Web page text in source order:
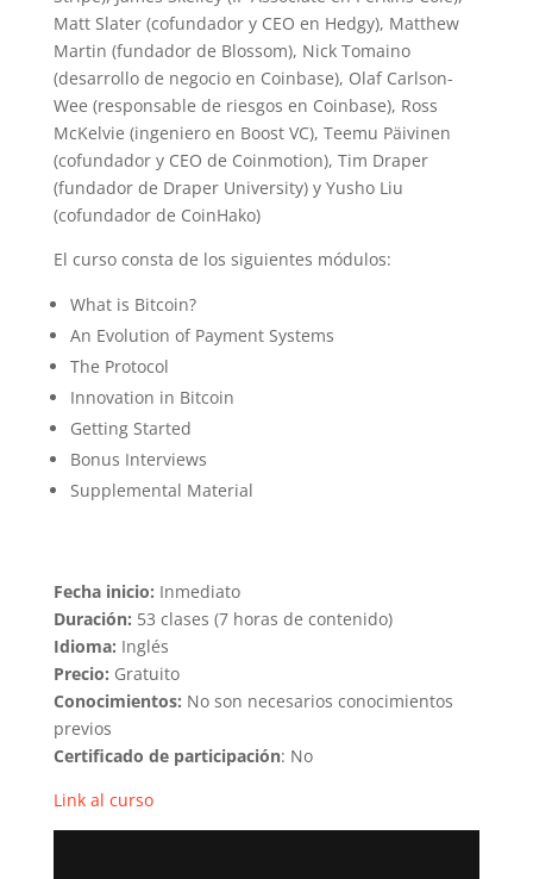
Matt Slater (cofundador y CEO en Hedgy), Matthew
Martin (fundador de Blossom), Nick Tomaino
(desarrollo de negocio en Coinbase), Olaf Carlson-
Wee (responsable de riesgos en Coinbase), Ross
McKelvie (ingeniero en Boost VC), Teemu Päivinen
(cofundador y CEO de Coinmotion), Tim Draper
(fundador de Draper University) y Yusho Liu
(cofundador de CoinHako)
El curso consta de los siguientes módulos:
What is Bitcoin?
An Evolution of Payment Systems
The Protocol
Innovation in Bitcoin
Getting Started
Bonus Interviews
Supplemental Material
Fecha inicio: Inmediato
Duración: 53 clases (7 horas de contenido)
Idioma: Inglés
Precio: Gratuito
Conocimientos: No son necesarios conocimientos
previos
Certificado de participación: No
Link al curso